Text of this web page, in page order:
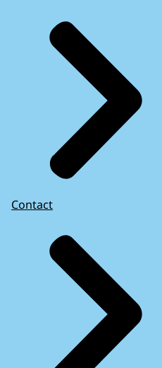
Contact